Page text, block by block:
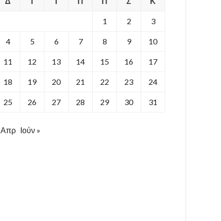
1 2 3
4 5 6 7 8 9 10
11 12 13 14 15 16 17
18 19 20 21 22 23 24
25 26 27 28 29 30 31
Απρ Ιούν »